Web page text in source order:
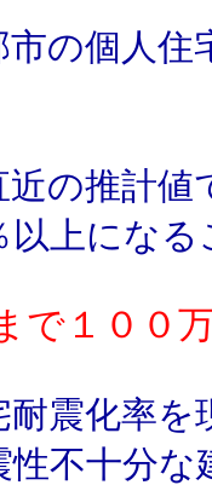
の個人住
の推計値
以上にな
で１００
震化率を
性不十分